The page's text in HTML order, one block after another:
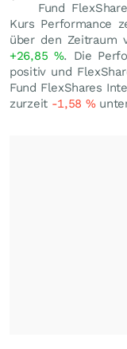
Fund
Kurs Performance
über den Zeitraum
+26,85 %. Die
positiv und
Fund FlexShares
zurzeit -1,58 %